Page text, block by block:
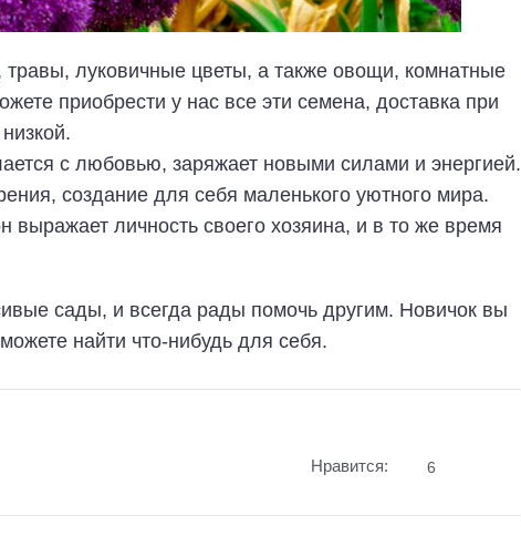
луковичные цветы, а также овощи, комнатные
приобрести у нас все эти семена, доставка при
с любовью, заряжает новыми силами и энергией.
создание для себя маленького уютного мира.
выражает личность своего хозяина, и в то же время
сады, и всегда рады помочь другим. Новичок вы
найти что-нибудь для себя.
Нравится: 6